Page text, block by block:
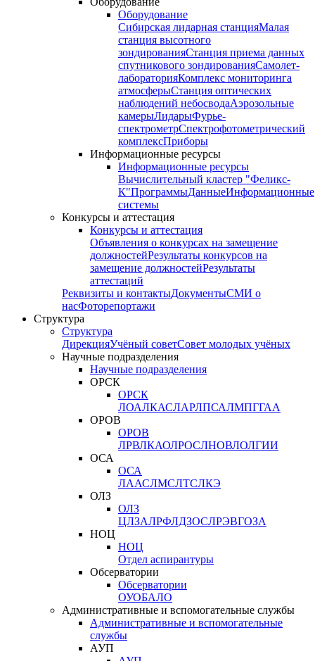
Оборудование
Сибирская лидарная станцияМалая
станция высотного
зондированияСтанция приема данных
спутникового зондированияСамолет-
лабораторияКомплекс мониторинга
атмосферыСтанция оптических
наблюдений небосводаАэрозольные
камерыЛидарыФурье-
спектрометрСпектрофотометрический
комплексПриборы
Информационные ресурсы
Информационные ресурсы
Вычислительный кластер "Феликс-
К"ПрограммыДанныеИнформационные
системы
Конкурсы и аттестация
Конкурсы и аттестация
Объявления о конкурсах на замещение
должностейРезультаты конкурсов на
замещение должностейРезультаты
аттестаций
Реквизиты и контактыДокументыСМИ о
насФоторепортажи
Структура
Структура
ДирекцияУчёный советСовет молодых учёных
Научные подразделения
Научные подразделения
ОРСК
ОРСК
ЛОАЛКАСЛАРЛПСАЛМПГГАА
ОРОВ
ОРОВ
ЛРВЛКАОЛРОСЛНОВЛОЛГИИ
ОСА
ОСА
ЛААСЛМСЛТСЛКЭ
ОЛЗ
ОЛЗ
ЦЛЗАЛРФЛДЗОСЛРЭВГОЗА
НОЦ
НОЦ
Отдел аспирантуры
Обсерватории
Обсерватории
ОУОБАЛО
Административные и вспомогательные службы
Административные и вспомогательные
службы
АУП